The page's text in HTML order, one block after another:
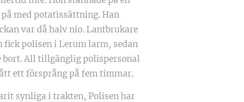
med potatissättning. Han
var då halv nio. Lantbrukare
fick polisen i Lerum larm, sedan
bort. All tillgänglig polispersonal
ett försprång på fem timmar.
synliga i trakten, Polisen har